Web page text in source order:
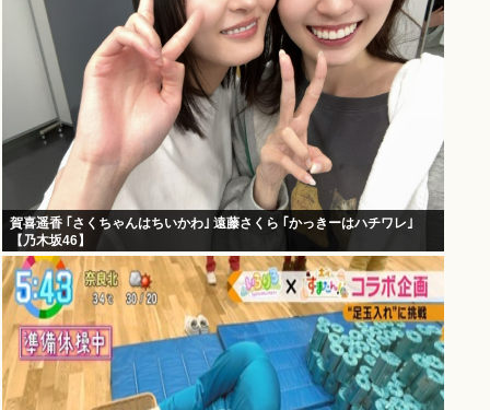
賀喜遥香 ｢さくちゃんはちいかわ｣ 遠藤さくら ｢かっきーはハチワレ｣
【乃木坂46】